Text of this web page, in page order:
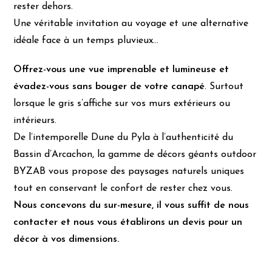
rester dehors.
Une véritable invitation au voyage et une alternative
idéale face à un temps pluvieux…
Offrez-vous une vue imprenable et lumineuse et
évadez-vous sans bouger de votre canapé. Surtout
lorsque le gris s’affiche sur vos murs extérieurs ou
intérieurs.
De l’intemporelle Dune du Pyla à l’authenticité du
Bassin d’Arcachon, la gamme de décors géants outdoor
BYZAB vous propose des paysages naturels uniques
tout en conservant le confort de rester chez vous.
Nous concevons du sur-mesure, il vous suffit de nous
contacter et nous vous établirons un devis pour un
décor à vos dimensions.